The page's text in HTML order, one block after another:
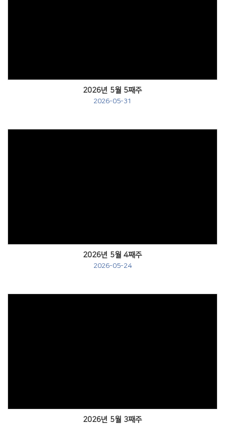
2026년 5월 5째주
2026-05-31
2026년 5월 4째주
2026-05-24
2026년 5월 3째주